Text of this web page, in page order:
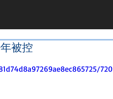
被控
720